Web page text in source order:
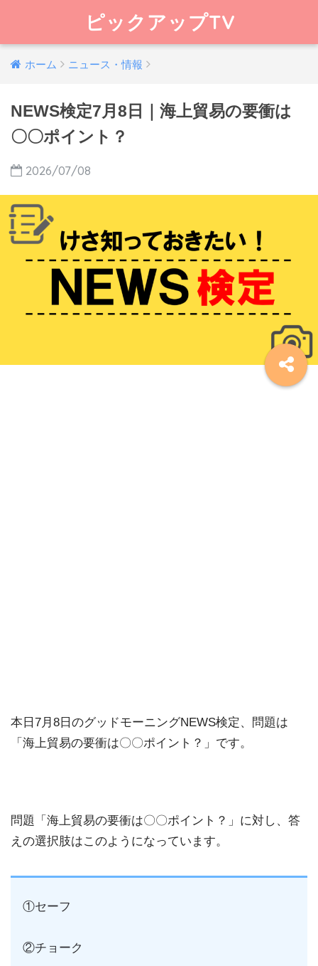
ピックアップTV
ホーム ニュース・情報
NEWS検定7月8日｜海上貿易の要衝は
〇〇ポイント？
2026/07/08
本日7月8日のグッドモーニングNEWS検定、問題は
「海上貿易の要衝は〇〇ポイント？」です。
問題「海上貿易の要衝は〇〇ポイント？」に対し、答
えの選択肢はこのようになっています。
①セーフ
②チョーク